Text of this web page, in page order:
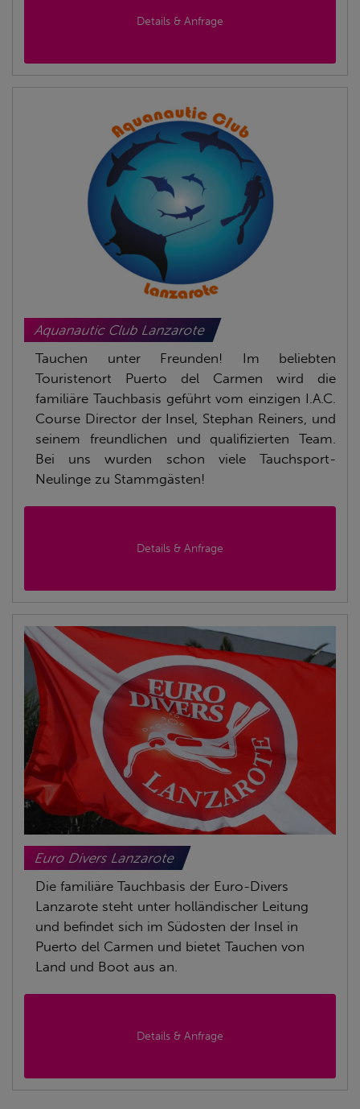
Details & Anfrage
Aquanautic Club Lanzarote
Tauchen unter Freunden! Im beliebten
Touristenort Puerto del Carmen wird die
familiäre Tauchbasis geführt vom einzigen I.A.C.
Course Director der Insel, Stephan Reiners, und
seinem freundlichen und qualifizierten Team.
Bei uns wurden schon viele Tauchsport-
Neulinge zu Stammgästen!
Details & Anfrage
Euro Divers Lanzarote
Die familiäre Tauchbasis der Euro-Divers
Lanzarote steht unter holländischer Leitung
und befindet sich im Südosten der Insel in
Puerto del Carmen und bietet Tauchen von
Land und Boot aus an.
Details & Anfrage